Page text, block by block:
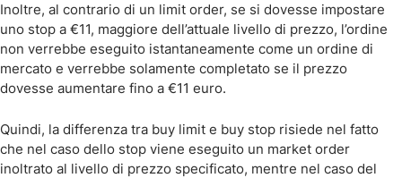
Inoltre, al contrario di un limit order, se si dovesse impostare
uno stop a €11, maggiore dell’attuale livello di prezzo, l’ordine
non verrebbe eseguito istantaneamente come un ordine di
mercato e verrebbe solamente completato se il prezzo
dovesse aumentare fino a €11 euro.
Quindi, la differenza tra buy limit e buy stop risiede nel fatto
che nel caso dello stop viene eseguito un market order
inoltrato al livello di prezzo specificato, mentre nel caso del